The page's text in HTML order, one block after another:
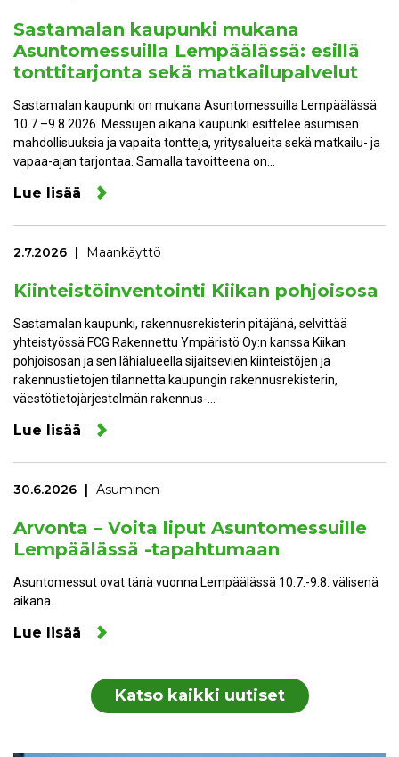
Sastamalan kaupunki mukana
Asuntomessuilla Lempäälässä: esillä
tonttitarjonta sekä matkailupalvelut
Sastamalan kaupunki on mukana Asuntomessuilla Lempäälässä
10.7.–9.8.2026. Messujen aikana kaupunki esittelee asumisen
mahdollisuuksia ja vapaita tontteja, yritysalueita sekä matkailu- ja
vapaa-ajan tarjontaa. Samalla tavoitteena on…
Lue lisää
2.7.2026 Maankäyttö
Kiinteistöinventointi Kiikan pohjoisosa
Sastamalan kaupunki, rakennusrekisterin pitäjänä, selvittää
yhteistyössä FCG Rakennettu Ympäristö Oy:n kanssa Kiikan
pohjoisosan ja sen lähialueella sijaitsevien kiinteistöjen ja
rakennustietojen tilannetta kaupungin rakennusrekisterin,
väestötietojärjestelmän rakennus-…
Lue lisää
30.6.2026 Asuminen
Arvonta – Voita liput Asuntomessuille
Lempäälässä -tapahtumaan
Asuntomessut ovat tänä vuonna Lempäälässä 10.7.-9.8. välisenä
aikana.
Lue lisää
Katso kaikki uutiset